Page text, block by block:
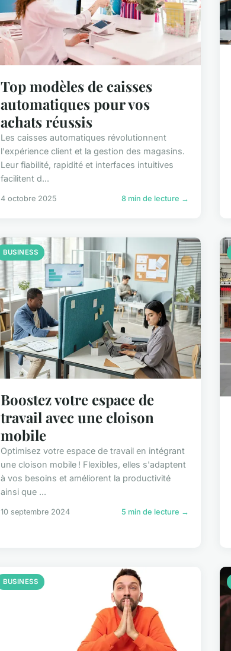
Top modèles de caisses
automatiques pour vos
achats réussis
Les caisses automatiques révolutionnent
l'expérience client et la gestion des magasins.
Leur fiabilité, rapidité et interfaces intuitives
facilitent d...
4 octobre 2025 8 min de lecture →
BUSINESS
Boostez votre espace de
travail avec une cloison
mobile
Optimisez votre espace de travail en intégrant
une cloison mobile ! Flexibles, elles s'adaptent
à vos besoins et améliorent la productivité
ainsi que ...
10 septembre 2024 5 min de lecture →
BUSINESS